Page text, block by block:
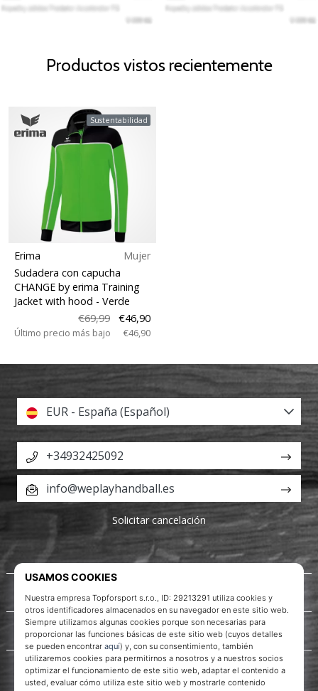
Productos vistos recientemente
Sustentabilidad
Erima
Mujer
Sudadera con capucha
CHANGE by erima Training
Jacket with hood - Verde
€69,99
€46,90
Último precio más bajo €46,90
Acerca de nosotros
Servicio al cliente
EUR - España (Español)
+34932425092
info@weplayhandball.es
Solicitar cancelación